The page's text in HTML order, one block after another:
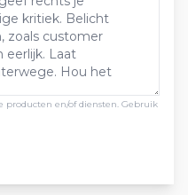
producten en/of diensten. Gebruik